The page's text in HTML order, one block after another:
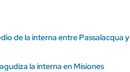
de la interna entre Passalacqua y
la interna en Misiones